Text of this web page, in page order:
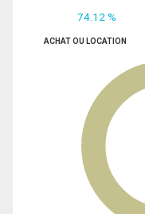
74.12 %
ACHAT OU LOCATION